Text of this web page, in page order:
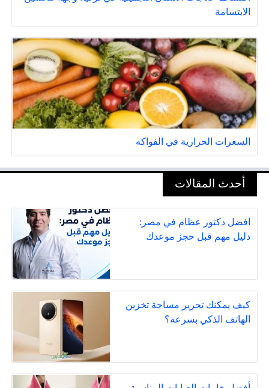
الابتسامة
السعرات الحرارية في الفواكه
أحدث المقالات
افضل دكتور عظام في مصر:
دليل مهم قبل حجز موعدك
كيف يمكنك تحرير مساحة تخزين
الهاتف الذكي بسرعة؟